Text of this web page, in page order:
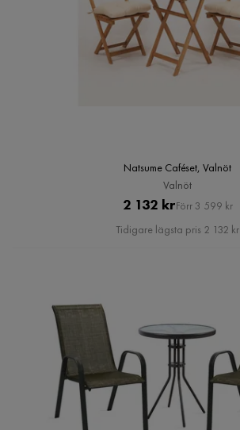
Natsume Caféset, Valnöt
Valnöt
Pris
2 132 krOriginal
Pris
Förr 3 599 kr
Tidigare lägsta pris 2 132 kr